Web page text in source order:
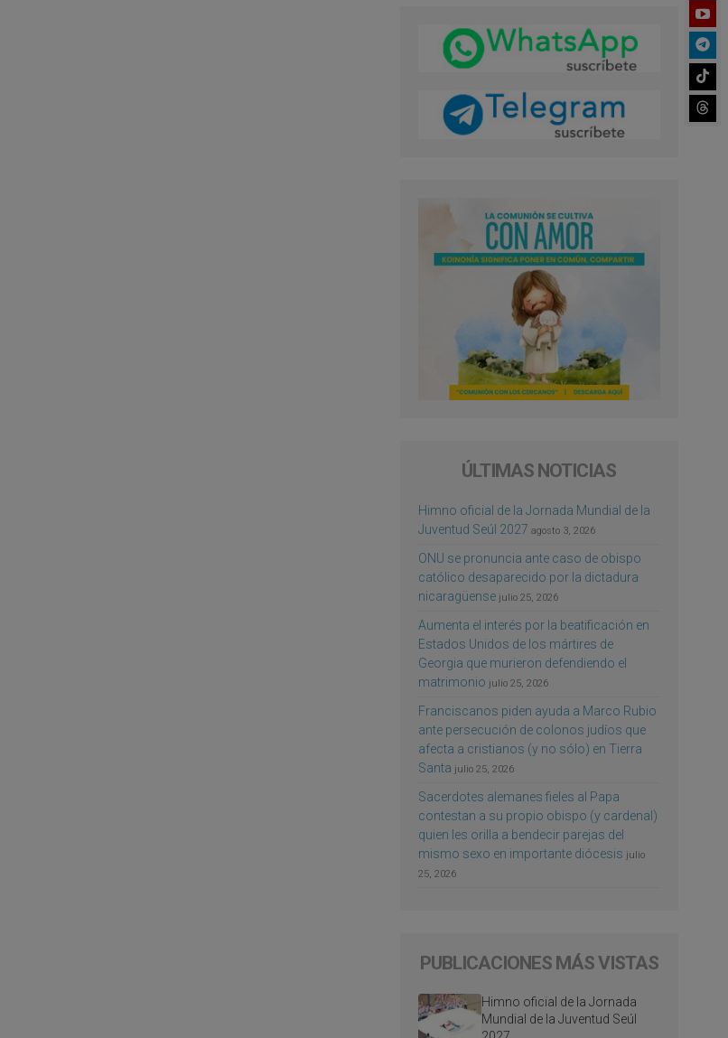
ÚLTIMAS NOTICIAS
Himno oficial de la Jornada Mundial de la
Juventud Seúl 2027 agosto 3, 2026
ONU se pronuncia ante caso de obispo
católico desaparecido por la dictadura
nicaragüense julio 25, 2026
Aumenta el interés por la beatificación en
Estados Unidos de los mártires de
Georgia que murieron defendiendo el
matrimonio julio 25, 2026
Franciscanos piden ayuda a Marco Rubio
ante persecución de colonos judíos que
afecta a cristianos (y no sólo) en Tierra
Santa julio 25, 2026
Sacerdotes alemanes fieles al Papa
contestan a su propio obispo (y cardenal)
quien les orilla a bendecir parejas del
mismo sexo en importante diócesis julio
25, 2026
PUBLICACIONES MÁS VISTAS
Himno oficial de la Jornada
Mundial de la Juventud Seúl